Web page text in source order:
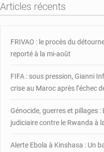
France
en
prend
Articles récents
FRIVAO : le procès du
reporté à la mi-août
FIFA : sous pression, Gianni
crise au Maroc après l’échec
Génocide, guerres et pillages
judiciaire contre le Rwanda à
Alerte Ebola à Kinshasa : Un